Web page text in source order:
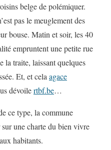
belge de polémiquer.
pas le meuglement des
bouse. Matin et soir, les 40
empruntent une petite rue
la traite, laissant quelques
Et, et cela agace
dévoilertbf.be…
ce type, la commune
sur une charte du bien vivre
habitants.